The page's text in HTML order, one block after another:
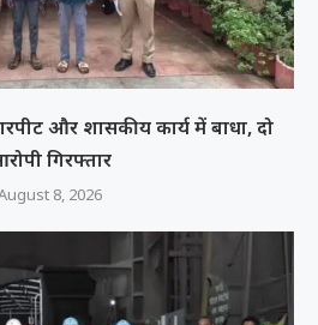
और शासकीय कार्य में बाधा, दो
गिरफ्तार
8, 2026